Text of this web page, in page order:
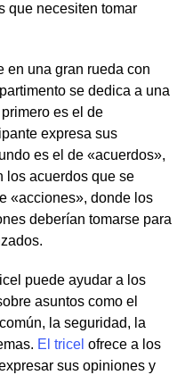
que necesiten tomar
en una gran rueda con
se dedica a una
es el de
expresa sus
es el de «acuerdos»,
los acuerdos que se
«acciones», donde los
deberían tomarse para
puede ayudar a los
asuntos como el
la seguridad, la
El tricel ofrece a los
sus opiniones y